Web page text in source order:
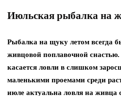
Июльская рыбалка на
Рыбалка на щуку летом всегда
живцовой поплавочной снастью.
касается ловли в слишком
маленькими проемами среди
июле актуальна ловля на живца